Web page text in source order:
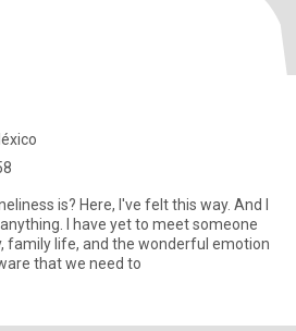
felt this way. And I
meet someone
family life, and the wonderful emotion
aware that we need to